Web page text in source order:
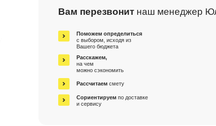
Вам перезвонит наш менеджер
Поможем определиться
с выбором, исходя из
Вашего бюджета
Расскажем,
на чем
можно сэкономить
Рассчитаем смету
Сориентируем по доставке
и сервису